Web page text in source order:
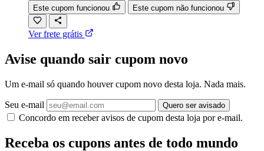
Este cupom funcionou Este cupom não funcionou
Ver frete grátis
Avise quando sair cupom novo
Um e-mail só quando houver cupom novo desta loja. Nada mais.
Seu e-mail Quero ser avisado
Concordo em receber avisos de cupom desta loja por e-mail.
Receba os cupons antes de todo mundo